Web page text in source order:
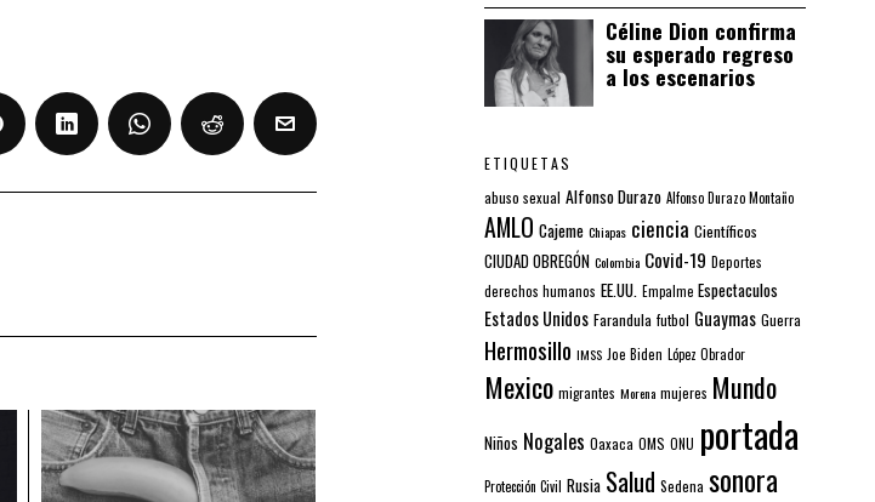
Céline Dion confirma
su esperado regreso
a los escenarios
ETIQUETAS
abuso sexual Alfonso Durazo Alfonso Durazo Montaño
AMLO Cajeme Chiapas ciencia Científicos
CIUDAD OBREGÓN Colombia Covid-19 Deportes
derechos humanos EE.UU. Empalme Espectaculos
Estados Unidos Farandula futbol Guaymas Guerra
Hermosillo IMSS Joe Biden López Obrador
Mexico migrantes Morena mujeres Mundo
Niños Nogales Oaxaca OMS ONU portada
Protección Civil Rusia Salud Sedena sonora